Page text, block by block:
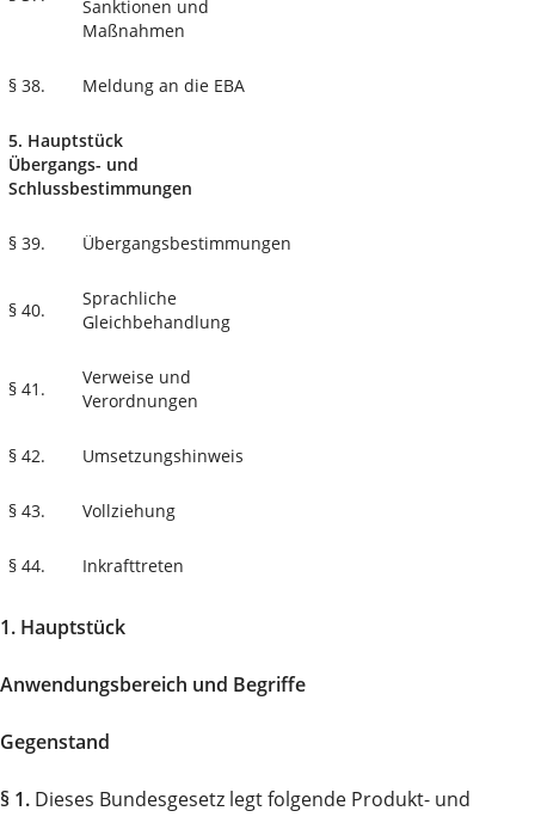
Sanktionen und
Maßnahmen
§ 38. Meldung an die EBA
5. Hauptstück
Übergangs- und
Schlussbestimmungen
§ 39. Übergangsbestimmungen
§ 40.
Sprachliche
Gleichbehandlung
§ 41.
Verweise und
Verordnungen
§ 42. Umsetzungshinweis
§ 43. Vollziehung
§ 44. Inkrafttreten
1. Hauptstück
Anwendungsbereich und Begriffe
Gegenstand
§ 1. Dieses Bundesgesetz legt folgende Produkt- und